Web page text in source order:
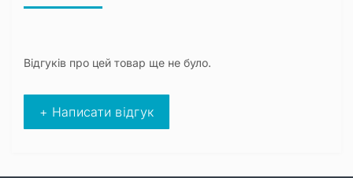
Відгуків про цей товар ще не було.
+ Написати відгук